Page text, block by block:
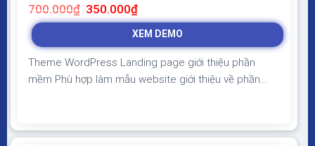
700.000₫ Giá
gốc
là:
350.000₫Giá
tại
là:
XEM DEMO
Theme WordPress Landing page giới thiệu phần
mềm Phù hợp làm mẫu website giới thiệu về phần
tin khách hàng giúp tăng tỷ lệ chuyển đổi, chốt sale